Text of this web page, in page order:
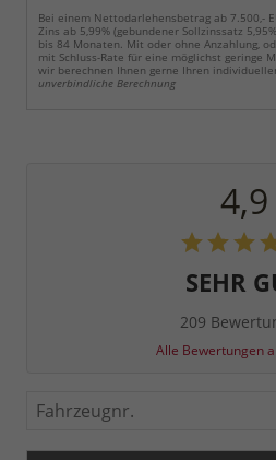
Bei einem Nettodarlehensbetrag ab 7.500,-
Zins ab 5,99% (gebundener Sollzinssatz
bis 84 Monaten. Mit oder ohne Anzahlung,
mit Schluss-Rate für eine möglichst geringe
wir berechnen Ihnen gerne Ihren
unverbindliche Berechnung
4,9
SEHR
209
Alle Bewertungen
Fahrzeugnr.